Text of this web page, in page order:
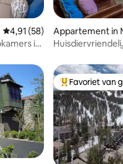
Gemiddelde beoordeling van
4,91 (58)
in
Appartement in
akes
Topfavoriet
Favoriet van